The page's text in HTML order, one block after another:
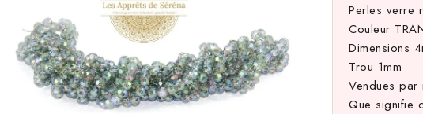
Perles verre
Couleur
Dimensions
Trou 1mm
Vendues
Que signifie